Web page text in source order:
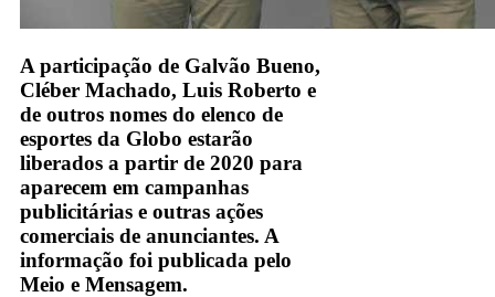
A participação de Galvão Bueno,
Cléber Machado, Luis Roberto e
de outros nomes do elenco de
esportes da Globo estarão
liberados a partir de 2020 para
aparecem em campanhas
publicitárias e outras ações
comerciais de anunciantes. A
informação foi publicada pelo
Meio e Mensagem.